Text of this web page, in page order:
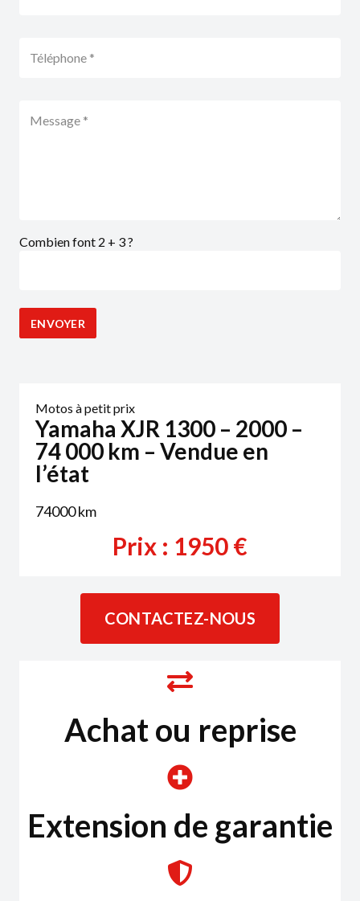
Combien font 2 + 3 ?
Motos à petit prix
Yamaha XJR 1300 – 2000 –
74 000 km – Vendue en
l’état
74000km
Prix : 1950€
CONTACTEZ-NOUS
Achat ou reprise
Extension de garantie